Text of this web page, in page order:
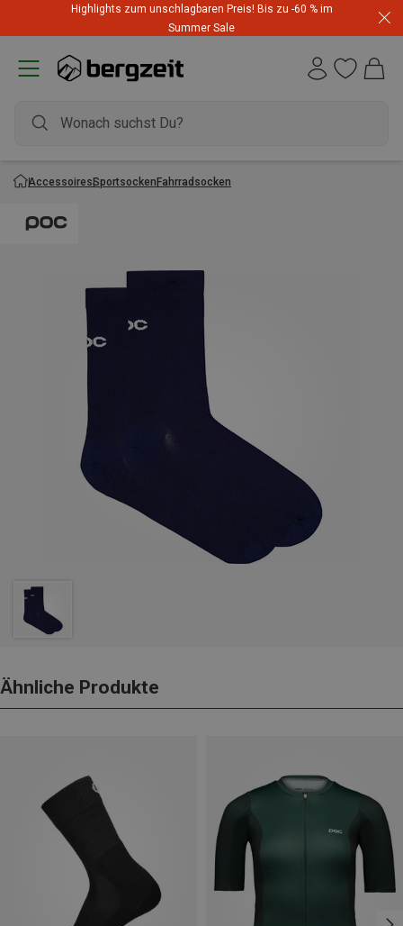
Highlights zum unschlagbaren Preis! Bis zu -60 % im
Summer Sale
AccessoiresSportsockenFahrradsocken
Ähnliche Produkte